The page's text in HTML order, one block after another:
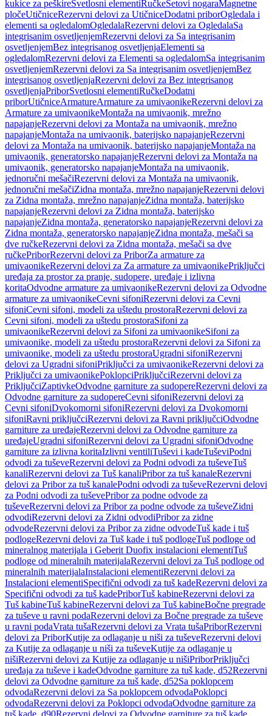
kukice za peškireSvetlosni elementiRučkeSetovi nogaraMagnetne
pločeUtičniceRezervni delovi za UtičniceDodatni priborOgledala i
elementi sa ogledalomOgledalaRezervni delovi za OgledalaSa
integrisanim osvetljenjemRezervni delovi za Sa integrisanim
osvetljenjemBez integrisanog osvetljenjaElementi sa
ogledalomRezervni delovi za Elementi sa ogledalomSa integrisanim
osvetljenjemRezervni delovi za Sa integrisanim osvetljenjemBez
integrisanog osvetljenjaRezervni delovi za Bez integrisanog
osvetljenjaPriborSvetlosni elementiRučkeDodatni
priborUtičniceArmatureArmature za umivaonikeRezervni delovi za
Armature za umivaonikeMontaža na umivaonik, mrežno
napajanjeRezervni delovi za Montaža na umivaonik, mrežno
napajanjeMontaža na umivaonik, baterijsko napajanjeRezervni
delovi za Montaža na umivaonik, baterijsko napajanjeMontaža na
umivaonik, generatorsko napajanjeRezervni delovi za Montaža na
umivaonik, generatorsko napajanjeMontaža na umivaonik,
jednoručni mešačiRezervni delovi za Montaža na umivaonik,
jednoručni mešačiZidna montaža, mrežno napajanjeRezervni delovi
za Zidna montaža, mrežno napajanjeZidna montaža, baterijsko
napajanjeRezervni delovi za Zidna montaža, baterijsko
napajanjeZidna montaža, generatorsko napajanjeRezervni delovi za
Zidna montaža, generatorsko napajanjeZidna montaža, mešači sa
dve ručkeRezervni delovi za Zidna montaža, mešači sa dve
ručkePriborRezervni delovi za PriborZa armature za
umivaonikeRezervni delovi za Za armature za umivaonikePriključci
uređaja za prostor za pranje, sudopere, uređaje i izlivna
koritaOdvodne armature za umivaonikeRezervni delovi za Odvodne
armature za umivaonikeCevni sifoniRezervni delovi za Cevni
sifoniCevni sifoni, modeli za uštedu prostoraRezervni delovi za
Cevni sifoni, modeli za uštedu prostoraSifoni za
umivaonikeRezervni delovi za Sifoni za umivaonikeSifoni za
umivaonike, modeli za uštedu prostoraRezervni delovi za Sifoni za
umivaonike, modeli za uštedu prostoraUgradni sifoniRezervni
delovi za Ugradni sifoniPriključci za umivaonikeRezervni delovi za
Priključci za umivaonikePoklopciPriključciRezervni delovi za
PriključciZaptivkeOdvodne garniture za sudopereRezervni delovi za
Odvodne garniture za sudopereCevni sifoniRezervni delovi za
Cevni sifoniDvokomorni sifoniRezervni delovi za Dvokomorni
sifoniRavni priključciRezervni delovi za Ravni priključciOdvodne
garniture za uređajeRezervni delovi za Odvodne garniture za
uređajeUgradni sifoniRezervni delovi za Ugradni sifoniOdvodne
garniture za izlivna koritaIzlivni ventiliTuševi i kadeTuševiPodni
odvodi za tuševeRezervni delovi za Podni odvodi za tuševeTuš
kanaliRezervni delovi za Tuš kanaliPribor za tuš kanaleRezervni
delovi za Pribor za tuš kanalePodni odvodi za tuševeRezervni delovi
za Podni odvodi za tuševePribor za podne odvode za
tuševeRezervni delovi za Pribor za podne odvode za tuševeZidni
odvodiRezervni delovi za Zidni odvodiPribor za zidne
odvodeRezervni delovi za Pribor za zidne odvodeTuš kade i tuš
podlogeRezervni delovi za Tuš kade i tuš podlogeTuš podloge od
mineralnog materijala i Geberit Duofix instalacioni elementiTuš
podloge od mineralnih materijalaRezervni delovi za Tuš podloge od
mineralnih materijalaInstalacioni elementiRezervni delovi za
Instalacioni elementiSpecifični odvodi za tuš kadeRezervni delovi za
Specifični odvodi za tuš kadePriborTuš kabineRezervni delovi za
Tuš kabineTuš kabineRezervni delovi za Tuš kabineBočne pregrade
za tuševe u ravni podaRezervni delovi za Bočne pregrade za tuševe
u ravni podaVrata tušaRezervni delovi za Vrata tušaPriborRezervni
delovi za PriborKutije za odlaganje u niši za tuševeRezervni delovi
za Kutije za odlaganje u niši za tuševeKutije za odlaganje u
nišiRezervni delovi za Kutije za odlaganje u nišiPriborPriključci
uređaja za tuševe i kadeOdvodne garniture za tuš kade, d52Rezervni
delovi za Odvodne garniture za tuš kade, d52Sa poklopcem
odvodaRezervni delovi za Sa poklopcem odvodaPoklopci
odvodaRezervni delovi za Poklopci odvodaOdvodne garniture za
tuš kade, d90Rezervni delovi za Odvodne garniture za tuš kade,